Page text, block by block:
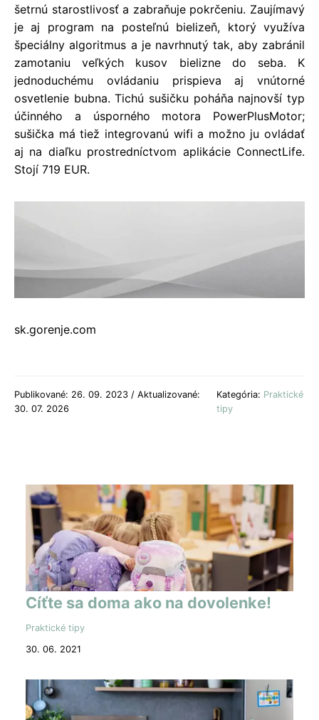
šetrnú starostlivosť a zabraňuje pokrčeniu. Zaujímavý
je aj program na posteľnú bielizeň, ktorý využíva
špeciálny algoritmus a je navrhnutý tak, aby zabránil
zamotaniu veľkých kusov bielizne do seba. K
jednoduchému ovládaniu prispieva aj vnútorné
osvetlenie bubna. Tichú sušičku poháňa najnovší typ
účinného a úsporného motora PowerPlusMotor;
sušička má tiež integrovanú wifi a možno ju ovládať
aj na diaľku prostredníctvom aplikácie ConnectLife.
Stojí 719 EUR.
sk.gorenje.com
Publikované: 26. 09. 2023 / Aktualizované:
30. 07. 2026
Kategória: Praktické
tipy
Cíťte sa doma ako na dovolenke!
Praktické tipy
30. 06. 2021